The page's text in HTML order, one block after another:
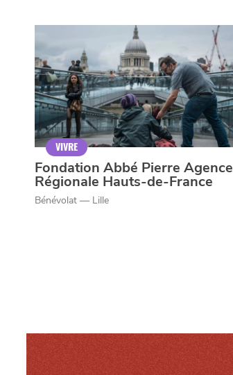
Qui sommes-nous ? Grande Cause
Politique éditoriale
Espace presse
Mentions légales
VIVRE
Fondation Abbé Pierre Agence
Régionale Hauts-de-France
Bénévolat — Lille